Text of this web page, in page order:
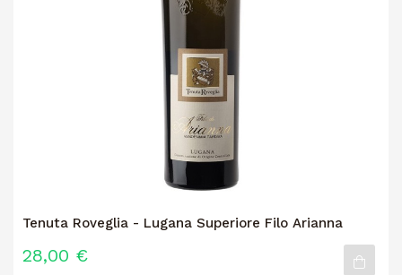
Tenuta Roveglia - Lugana Superiore Filo Arianna
28,00 €